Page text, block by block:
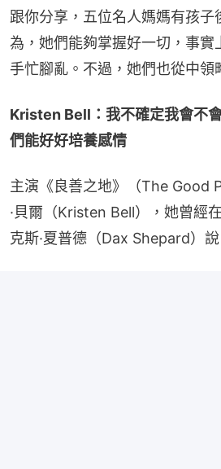
跟你分享，五位名人媽媽有孩子
為，她們能夠掌握好一切，事實
手忙腳亂。不過，她們也從中領
Kristen Bell：我不確定我會不
們能好好培養感情
主演《良善之地》（The Good
·貝爾（Kristen Bell），她曾經
克斯·夏普德（Dax Shepard）說